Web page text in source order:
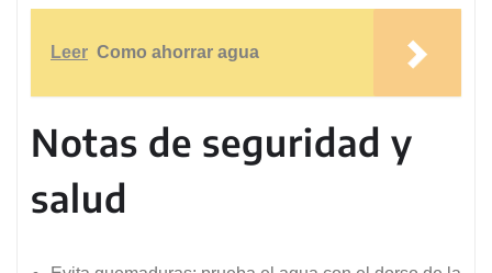
Leer Como ahorrar agua
Notas de seguridad y
salud